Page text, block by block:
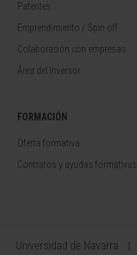
Patentes
Emprendimiento / Spin off
Colaboración con empresas
Área del Inversor
FORMACIÓN
Oferta formativa
Contratos y ayudas formativas
Universidad de Navarra